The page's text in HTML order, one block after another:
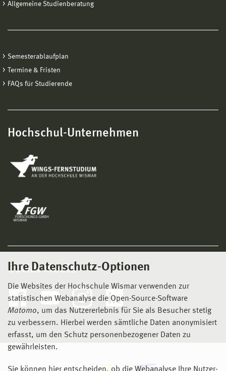
Ihre Datenschutz-Optionen
Die Websites der Hochschule Wismar verwenden zur
statistischen Webanalyse die Open-Source-Software
Matomo, um das Nutzererlebnis für Sie als Besucher stetig
zu verbessern. Hierbei werden sämtliche Daten anonymisiert
erfasst, um den Schutz personenbezogener Daten zu
gewährleisten.
Allgemeine Studienberatung
Semesterablaufplan
Termine & Fristen
FAQs für Studierende
Hochschul-Unternehmen
Social Media